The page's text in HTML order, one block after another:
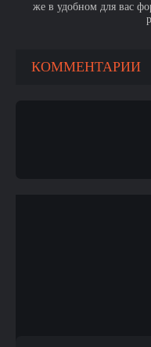
же в удобном для вас
КОММЕНТАРИИ